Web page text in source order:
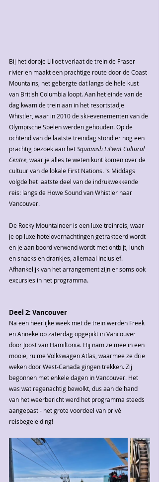
Bij het dorpje Lilloet verlaat de trein de Fraser
rivier en maakt een prachtige route door de Coast
Mountains, het gebergte dat langs de hele kust
van British Columbia loopt. Aan het einde van de
dag kwam de trein aan in het resortstadje
Whistler, waar in 2010 de ski-evenementen van de
Olympische Spelen werden gehouden. Op de
ochtend van de laatste treindag stond er nog een
prachtig bezoek aan het Squamish Lil'wat Cultural
Centre, waar je alles te weten kunt komen over de
cultuur van de lokale First Nations. 's Middags
volgde het laatste deel van de indrukwekkende
reis: langs de Howe Sound van Whistler naar
Vancouver.
De Rocky Mountaineer is een luxe treinreis, waar
je op luxe hotelovernachtingen getrakteerd wordt
en je aan boord verwend wordt met ontbijt, lunch
en snacks en drankjes, allemaal inclusief.
Afhankelijk van het arrangement zijn er soms ook
excursies in het programma.
Deel 2: Vancouver
Na een heerlijke week met de trein werden Freek
en Anneke op zaterdag opgepikt in Vancouver
door Joost van Hamiltonia. Hij nam ze mee in een
mooie, ruime Volkswagen Atlas, waarmee ze drie
weken door West-Canada gingen trekken. Zij
begonnen met enkele dagen in Vancouver. Het
was wat regenachtig bewolkt, dus aan de hand
van het weerbericht werd het programma steeds
aangepast - het grote voordeel van privé
reisbegeleiding!